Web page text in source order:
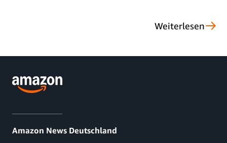
Weiterlesen
Amazon News Deutschland